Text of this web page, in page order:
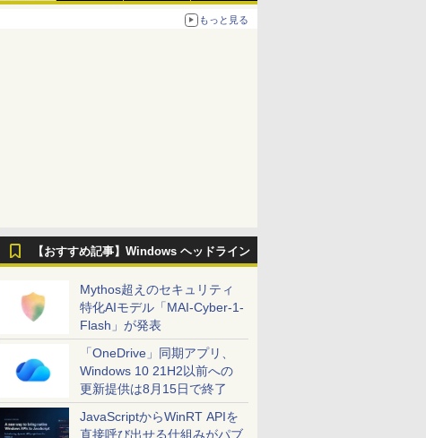
もっと見る
【おすすめ記事】Windows ヘッドライン
Mythos超えのセキュリティ
特化AIモデル「MAI-Cyber-1-
Flash」が発表
「OneDrive」同期アプリ、
Windows 10 21H2以前への
更新提供は8月15日で終了
JavaScriptからWinRT APIを
直接呼び出せる仕組みがパブ